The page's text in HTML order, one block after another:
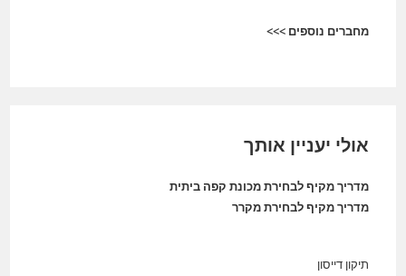
מחברים נוספים >>>
אולי יעניין אותך
מדריך מקיף לבחירת מכונת קפה ביתית
מדריך מקיף לבחירת מקרר
תיקון דייסון